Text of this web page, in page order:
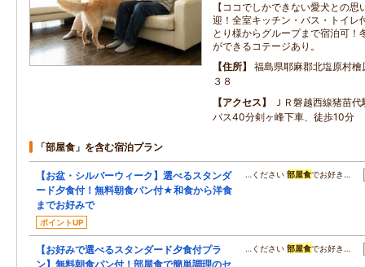
【ココでしかできない愛犬との
迎！全室キッチン・バス・トイレ
とり様からグループまで宿泊可！
ができるコテージあり。
住所
福島県耶麻郡北塩原村
３８
アクセス
ＪＲ磐越西線猪苗
バス40分剣ヶ峰下車、徒歩10分
「部屋食」を含む宿泊プラン
【お盆・シルバーウィーク】選べるスタンダ
ード夕食付！無料朝食パン付★和食から洋食
までお好みで
ポイントUP
…ください部屋食でお好き…
【お好みで選べるスタンダード夕食付プラ
ン】無料朝食パン付！部屋食で簡単調理のセ
…ください部屋食でお好き…